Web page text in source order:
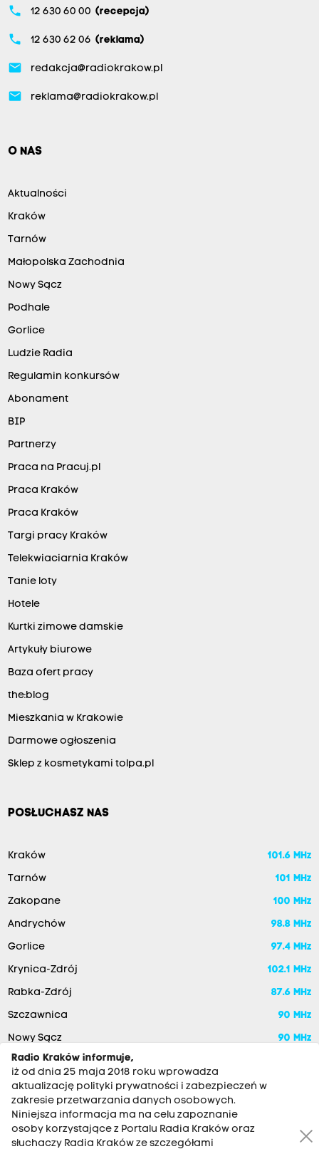
phone 12 630 60 00 (recepcja)
phone 12 630 62 06 (reklama)
email redakcja@radiokrakow.pl
email reklama@radiokrakow.pl
O NAS
Aktualności
Kraków
Tarnów
Małopolska Zachodnia
Nowy Sącz
Podhale
Gorlice
Ludzie Radia
Regulamin konkursów
Abonament
BIP
Partnerzy
Praca na Pracuj.pl
Praca Kraków
Praca Kraków
Targi pracy Kraków
Telekwiaciarnia Kraków
Tanie loty
Hotele
Kurtki zimowe damskie
Artykuły biurowe
Baza ofert pracy
the:blog
Mieszkania w Krakowie
Darmowe ogłoszenia
Sklep z kosmetykami tolpa.pl
POSŁUCHASZ NAS
Kraków 101.6 MHz
Tarnów 101 MHz
Zakopane 100 MHz
Andrychów 98.8 MHz
Gorlice 97.4 MHz
Krynica-Zdrój 102.1 MHz
Rabka-Zdrój 87.6 MHz
Szczawnica 90 MHz
Nowy Sącz
90 MHz
Radio Kraków informuje,
iż od dnia 25 maja 2018 roku wprowadza
aktualizację polityki prywatności i zabezpieczeń w
zakresie przetwarzania danych osobowych.
Niniejsza informacja ma na celu zapoznanie
osoby korzystające z Portalu Radia Kraków oraz
słuchaczy Radia Kraków ze szczegółami